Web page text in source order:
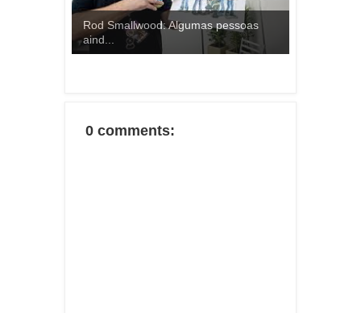
Rod Smallwood: Algumas pessoas
aind...
0 comments: